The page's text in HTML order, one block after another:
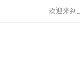
欢迎来到